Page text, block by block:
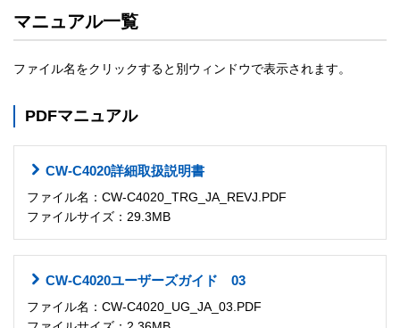
マニュアル一覧
ファイル名をクリックすると別ウィンドウで表示されます。
PDFマニュアル
CW-C4020詳細取扱説明書
ファイル名：CW-C4020_TRG_JA_REVJ.PDF
ファイルサイズ：29.3MB
CW-C4020ユーザーズガイド 03
ファイル名：CW-C4020_UG_JA_03.PDF